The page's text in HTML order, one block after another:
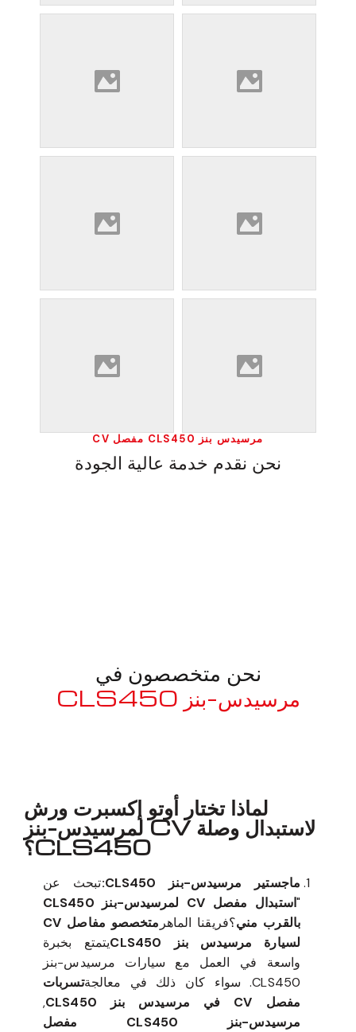
مرسيدس بنز CLS450 مفصل CV
نحن نقدم خدمة عالية الجودة
نحن متخصصون في
مرسيدس-بنز CLS450
لماذا تختار أوتو إكسبرت ورش
لاستبدال وصلة CV لمرسيدس-بنز
CLS450؟
ماجستير مرسيدس-بنز CLS450:
تبحث عن
"
استبدال مفصل CV لمرسيدس-بنز CLS450
بالقرب مني؟فريقنا الماهر
متخصصو مفاصل CV
لسيارة مرسيدس بنز CLS450
يتمتع بخبرة
واسعة في العمل مع سيارات مرسيدس-بنز
CLS450. سواء كان ذلك في معالجة
تسربات
مفصل CV في مرسيدس بنز CLS450
,
مرسيدس-بنز CLS450 مفصل